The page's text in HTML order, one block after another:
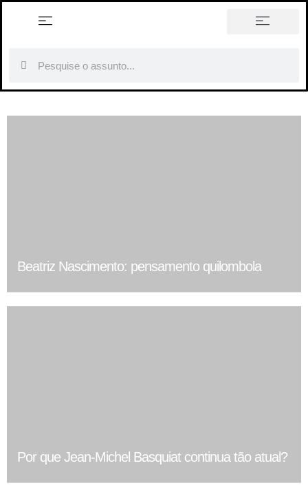
Beatriz Nascimento: pensamento quilombola
Por que Jean-Michel Basquiat continua tão atual?